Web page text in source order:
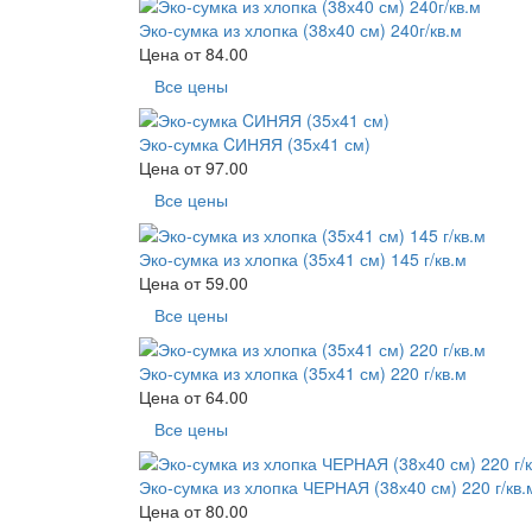
Эко-сумка из хлопка (38х40 см) 240г/кв.м
Цена от84.00
Все цены
Эко-сумка CИНЯЯ (35х41 см)
Цена от97.00
Все цены
Эко-сумка из хлопка (35х41 см) 145 г/кв.м
Цена от59.00
Все цены
Эко-сумка из хлопка (35х41 см) 220 г/кв.м
Цена от64.00
Все цены
Эко-сумка из хлопка ЧЕРНАЯ (38х40 см) 220 г/
Цена от80.00